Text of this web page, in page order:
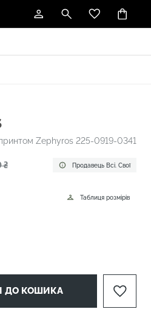
принтом Zephyros 225-0919-0341
₴ Продавець Всі. Свої
Таблиця розмірів
ДО КОШИКА